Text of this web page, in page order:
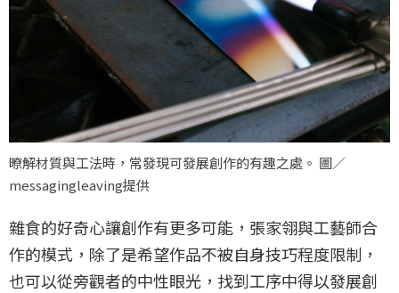
暸解材質與工法時，常發現可發展創作的有趣之處。 圖／
messagingleaving提供
雜食的好奇心讓創作有更多可能，張家翎與工藝師合
作的模式，除了是希望作品不被自身技巧程度限制，
也可以從旁觀者的中性眼光，找到工序中得以發展創